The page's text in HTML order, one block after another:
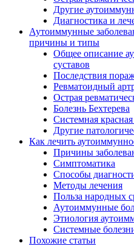
Другие
Диагностика и
Аутоиммунные
причины и типы
Общее описание
суставов
Последствия
Ревматоидный
Острая
Болезнь Бехтерева
Системная
Другие
Как лечить
Причины
Симптоматика
Способы
Методы лечения
Польза народных
Аутоиммунные
Этиология
Системные
Похожие статьи